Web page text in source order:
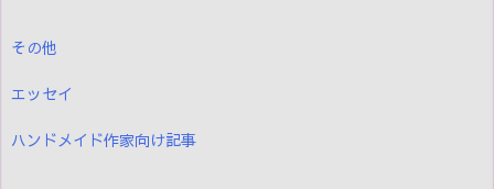
その他
エッセイ
ハンドメイド作家向け記事